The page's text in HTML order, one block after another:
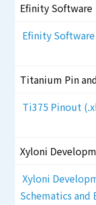
Efinity Software
Efinity
Titanium Pin
Ti375 Pinout
Xyloni
Xyloni
Schematics and